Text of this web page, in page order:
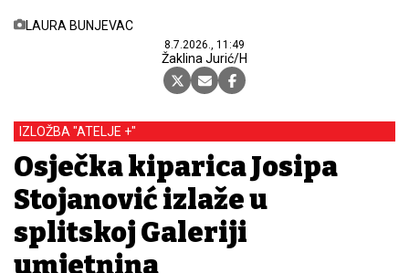
LAURA BUNJEVAC
8.7.2026., 11:49
Žaklina Jurić/H
IZLOŽBA "ATELJE +"
Osječka kiparica Josipa
Stojanović izlaže u
splitskoj Galeriji
umjetnina